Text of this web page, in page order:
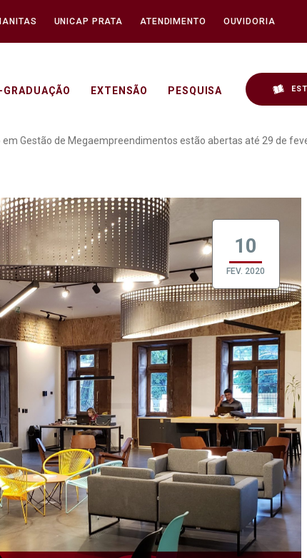
UNICAP PRATA ATENDIMENTO OUVIDORIA
GRADUAÇÃO EXTENSÃO PESQUISA
em
em Gestão de Megaempreendimentos estão abertas até 29 de
10
FEV. 2020